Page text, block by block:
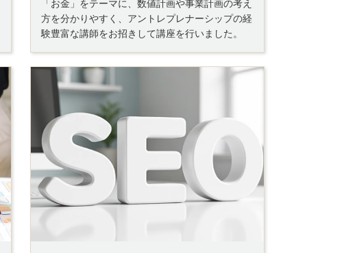
「お金」をテーマに、数値計画や事業計画の考え
方を分かりやすく、アントレプレナーシップの経
験豊富な講師をお招きして講座を行いました。